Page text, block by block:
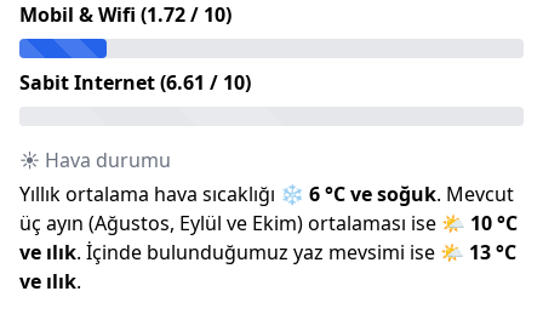
Mobil & Wifi (1.72/ 10)
Sabit Internet (6.61 / 10)
☀️ Hava durumu
Yıllık ortalama hava sıcaklığı ❄️ 6°C vesoğuk. Mevcut
üç ayın (Ağustos, Eylül ve Ekim) ortalaması ise 🌤️ 10°C
ve ılık. İçinde bulunduğumuz yaz mevsimi ise 🌤️ 13°C
ve ılık.